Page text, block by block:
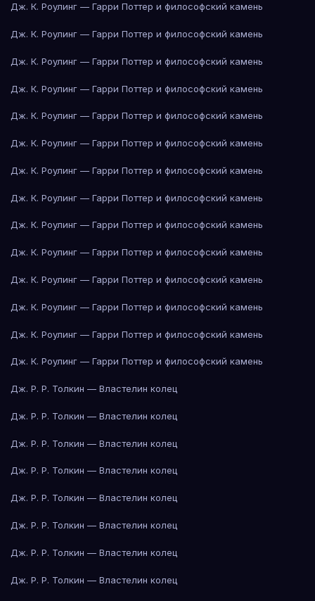
Дж. К. Роулинг — Гарри Поттер и философский камень
Дж. К. Роулинг — Гарри Поттер и философский камень
Дж. К. Роулинг — Гарри Поттер и философский камень
Дж. К. Роулинг — Гарри Поттер и философский камень
Дж. К. Роулинг — Гарри Поттер и философский камень
Дж. К. Роулинг — Гарри Поттер и философский камень
Дж. К. Роулинг — Гарри Поттер и философский камень
Дж. К. Роулинг — Гарри Поттер и философский камень
Дж. К. Роулинг — Гарри Поттер и философский камень
Дж. К. Роулинг — Гарри Поттер и философский камень
Дж. К. Роулинг — Гарри Поттер и философский камень
Дж. К. Роулинг — Гарри Поттер и философский камень
Дж. К. Роулинг — Гарри Поттер и философский камень
Дж. К. Роулинг — Гарри Поттер и философский камень
Дж. Р. Р. Толкин — Властелин колец
Дж. Р. Р. Толкин — Властелин колец
Дж. Р. Р. Толкин — Властелин колец
Дж. Р. Р. Толкин — Властелин колец
Дж. Р. Р. Толкин — Властелин колец
Дж. Р. Р. Толкин — Властелин колец
Дж. Р. Р. Толкин — Властелин колец
Дж. Р. Р. Толкин — Властелин колец